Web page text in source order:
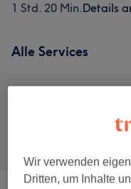
1 Std. 20 Min.Details
Alle Services
Wir verwenden
Dritten, um Inhalte